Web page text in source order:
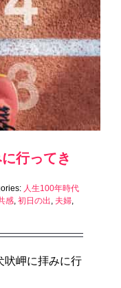
行ってき
人生100年時代
感 初日の出 夫婦
吠岬に拝みに行